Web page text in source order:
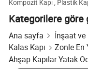
Kompozit Kapı, Plastik
Kategorilere göre
Ana sayfa İnşaat ve
Kalas Kapı
Zonle En
Ahşap Kapılar Yatak